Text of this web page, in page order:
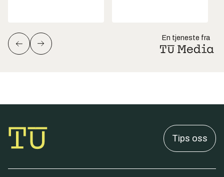
En tjeneste fra
Tips oss